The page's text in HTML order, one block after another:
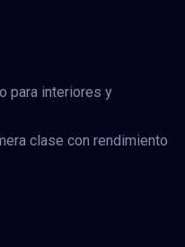
para interiores y
clase con rendimiento